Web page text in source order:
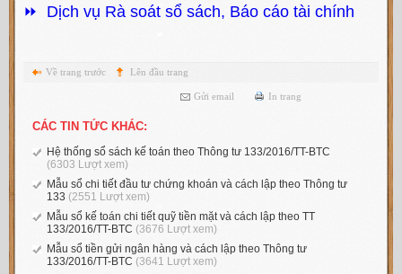
⏩ Dịch vụ Rà soát sổ sách, Báo cáo tài chính
Về trang trước Lên đầu trang
Gửi email In trang
CÁC TIN TỨC KHÁC:
Hệ thống sổ sách kế toán theo Thông tư 133/2016/TT-BTC
(6303 Lượt xem)
Mẫu sổ chi tiết đầu tư chứng khoán và cách lập theo Thông tư
133 (2551 Lượt xem)
Mẫu sổ kế toán chi tiết quỹ tiền mặt và cách lập theo TT
133/2016/TT-BTC (3676 Lượt xem)
Mẫu sổ tiền gửi ngân hàng và cách lập theo Thông tư
133/2016/TT-BTC (3641 Lượt xem)